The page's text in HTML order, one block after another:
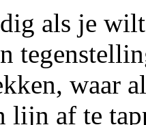
als je
waar
lijn af te